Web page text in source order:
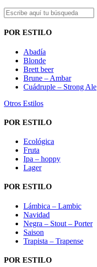
POR ESTILO
Abadía
Blonde
Brett beer
Brune – Ambar
Cuádruple – Strong Ale
Otros Estilos
POR ESTILO
Ecológica
Fruta
Ipa – hoppy
Lager
POR ESTILO
Lámbica – Lambic
Navidad
Negra – Stout – Porter
Saison
Trapista – Trapense
POR ESTILO